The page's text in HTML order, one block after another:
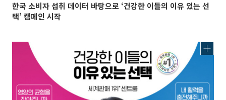
한국 소비자 섭취 데이터 바탕으로 ‘건강한 이들의 이유 있는 선
택’ 캠페인 시작